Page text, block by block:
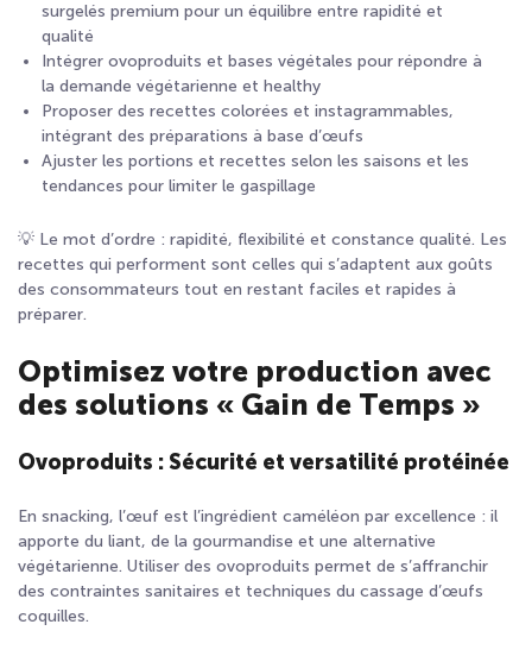
surgelés premium pour un équilibre entre rapidité et
qualité
Intégrer ovoproduits et bases végétales pour répondre à
la demande végétarienne et healthy
Proposer des recettes colorées et instagrammables,
intégrant des préparations à base d’œufs
Ajuster les portions et recettes selon les saisons et les
tendances pour limiter le gaspillage
💡 Le mot d’ordre : rapidité, flexibilité et constance qualité. Les
recettes qui performent sont celles qui s’adaptent aux goûts
des consommateurs tout en restant faciles et rapides à
préparer.
Optimisez votre production avec
des solutions « Gain de Temps »
Ovoproduits : Sécurité et versatilité protéinée
En snacking, l’œuf est l’ingrédient caméléon par excellence : il
apporte du liant, de la gourmandise et une alternative
végétarienne. Utiliser des ovoproduits permet de s’affranchir
des contraintes sanitaires et techniques du cassage d’œufs
coquilles.